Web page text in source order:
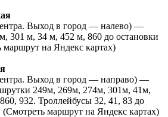
Выход в город — налево) —
301 м, 34 м, 452 м, 860 до остановки
на Яндекс картах)
Выход в город — направо) —
249м, 269м, 274м, 301м, 41м,
932. Троллейбусы 32, 41, 83 до
маршрут на Яндекс картах)